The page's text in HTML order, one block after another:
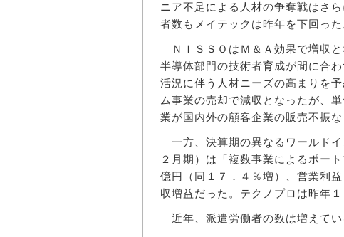
ニア不足による人材の争奪戦はさ
者数もメイテックは昨年を下回っ
ＮＩＳＳＯはＭ＆Ａ効果で増収
半導体部門の技術者育成が間に合
活況に伴う人材ニーズの高まりを
ム事業の売却で減収となったが、
業が国内外の顧客企業の販売不振な
一方、決算期の異なるワールドイ
２月期）は「複数事業によるポー
億円（同１７．４％増）、営業利
収増益だった。テクノプロは昨年１
近年、派遣労働者の数は増えてい